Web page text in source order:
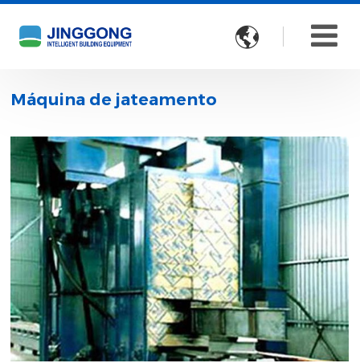

Máquina de jateamento